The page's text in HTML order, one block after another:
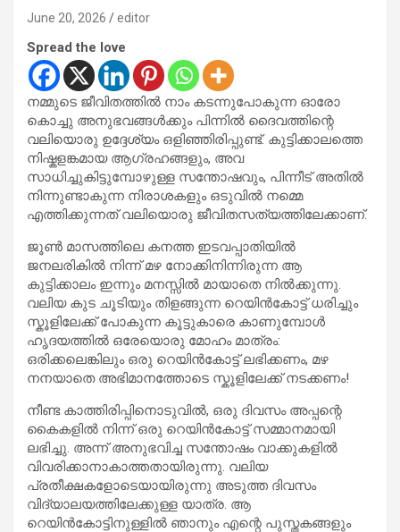
June 20, 2026 editor
Spread the love
നമ്മുടെ ജീവിതത്തിൽ നാം കടന്നുപോകുന്ന ഓരോ
കൊച്ചു അനുഭവങ്ങൾക്കും പിന്നിൽ ദൈവത്തിന്റെ
വലിയൊരു ഉദ്ദേശ്യം ഒളിഞ്ഞിരിപ്പുണ്ട്. കുട്ടിക്കാലത്തെ
നിഷ്കളങ്കമായ ആഗ്രഹങ്ങളും, അവ
സാധിച്ചുകിട്ടുമ്പോഴുള്ള സന്തോഷവും, പിന്നീട് അതിൽ
നിന്നുണ്ടാകുന്ന നിരാശകളും ഒടുവിൽ നമ്മെ
എത്തിക്കുന്നത് വലിയൊരു ജീവിതസത്യത്തിലേക്കാണ്.
ജൂൺ മാസത്തിലെ കനത്ത ഇടവപ്പാതിയിൽ
ജനലരികിൽ നിന്ന് മഴ നോക്കിനിന്നിരുന്ന ആ
കുട്ടിക്കാലം ഇന്നും മനസ്സിൽ മായാതെ നിൽക്കുന്നു.
വലിയ കുട ചൂടിയും തിളങ്ങുന്ന റെയിൻകോട്ട് ധരിച്ചും
സ്കൂളിലേക്ക് പോകുന്ന കൂട്ടുകാരെ കാണുമ്പോൾ
ഹൃദയത്തിൽ ഒരേയൊരു മോഹം മാത്രം:
ഒരിക്കലെങ്കിലും ഒരു റെയിൻകോട്ട് ലഭിക്കണം, മഴ
നനയാതെ അഭിമാനത്തോടെ സ്കൂളിലേക്ക് നടക്കണം!
നീണ്ട കാത്തിരിപ്പിനൊടുവിൽ, ഒരു ദിവസം അപ്പന്റെ
കൈകളിൽ നിന്ന് ഒരു റെയിൻകോട്ട് സമ്മാനമായി
ലഭിച്ചു. അന്ന് അനുഭവിച്ച സന്തോഷം വാക്കുകളിൽ
വിവരിക്കാനാകാത്തതായിരുന്നു. വലിയ
പ്രതീക്ഷകളോടെയായിരുന്നു അടുത്ത ദിവസം
വിദ്യാലയത്തിലേക്കുള്ള യാത്ര. ആ
റെയിൻകോട്ടിനുള്ളിൽ ഞാനും എന്റെ പുസ്തകങ്ങളും